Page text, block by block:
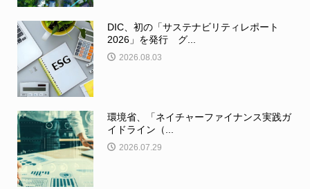
DIC、初の「サステナビリティレポート
2026」を発行 グ...
2026.08.03
環境省、「ネイチャーファイナンス実践ガ
イドライン（...
2026.07.29